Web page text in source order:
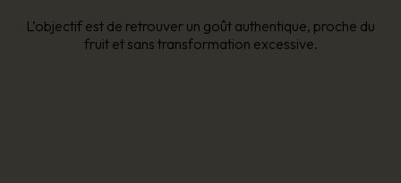
L’objectif est de retrouver un goût authentique, proche du
fruit et sans transformation excessive.